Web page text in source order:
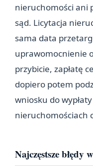
nieruchomości ani
sąd. Licytacja
sama data
uprawomocnienie
przybicie, zapłatę
dopiero potem
wniosku do
nieruchomościach
Najczęstsze błędy